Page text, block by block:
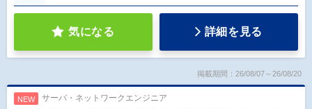
気になる 詳細を見る
掲載期間：26/08/07～26/08/20
NEW サーバ・ネットワークエンジニア